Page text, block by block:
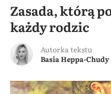
Zasada, którą
każdy rodzic
Autorka tekstu
Basia Heppa-Chudy